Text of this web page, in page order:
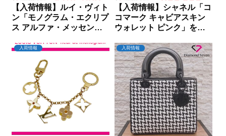
【入荷情報】ルイ・ヴィト
ン「モノグラム・エクリプ
ス アルファ・メッセンジ
ダイヤモンドセブン
【入荷情報】シャネル「コ
コマーク キャビアスキン
ウォレット ピンク」を買
ドセブン
入荷情報 入荷情報